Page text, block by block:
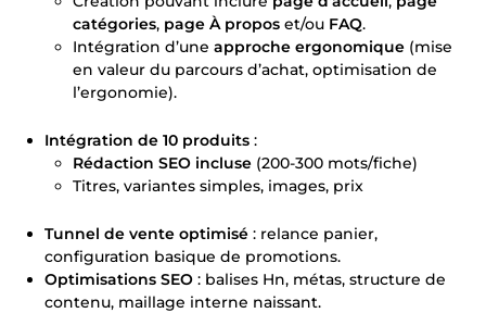
catégories, page À propos et/ou FAQ.
Intégration d’une approche ergonomique (mise
en valeur du parcours d’achat, optimisation de
l’ergonomie).
Intégration de 10 produits :
Rédaction SEO incluse (200-300 mots/fiche)
Titres, variantes simples, images, prix
Tunnel de vente optimisé : relance panier,
configuration basique de promotions.
Optimisations SEO : balises Hn, métas, structure de
contenu, maillage interne naissant.